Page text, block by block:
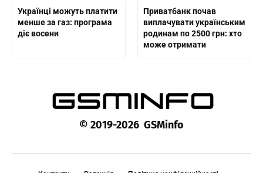
Українці можуть платити
менше за газ: програма
діє восени
Приватбанк почав
виплачувати українським
родинам по 2500 грн: хто
може отримати
© 2019-2026 GSMinfo